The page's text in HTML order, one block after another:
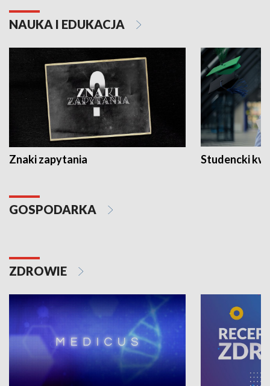
NAUKA I EDUKACJA
Znaki zapytania Studencki
GOSPODARKA
ZDROWIE